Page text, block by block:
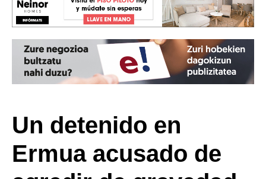
Un detenido en
Ermua acusado de